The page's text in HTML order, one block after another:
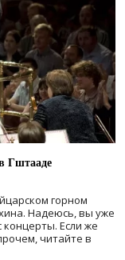
Гштааде
горном
Надеюсь, вы уже
Если же
читайте в